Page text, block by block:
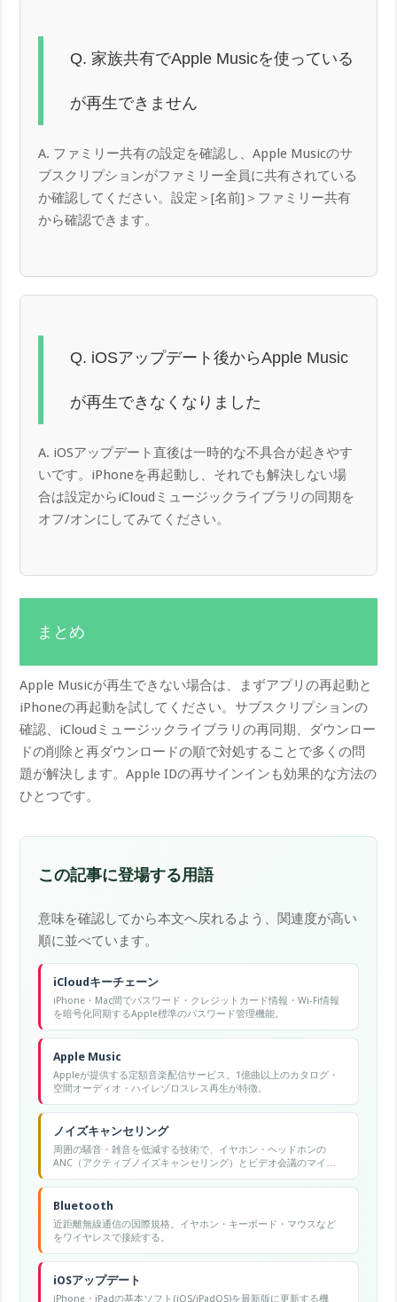
Q. 家族共有でApple Musicを使っている
が再生できません
A. ファミリー共有の設定を確認し、Apple Musicのサ
ブスクリプションがファミリー全員に共有されている
か確認してください。設定＞[名前]＞ファミリー共有
から確認できます。
Q. iOSアップデート後からApple Music
が再生できなくなりました
A. iOSアップデート直後は一時的な不具合が起きやす
いです。iPhoneを再起動し、それでも解決しない場
合は設定からiCloudミュージックライブラリの同期を
オフ/オンにしてみてください。
まとめ
Apple Musicが再生できない場合は、まずアプリの再起動と
iPhoneの再起動を試してください。サブスクリプションの
確認、iCloudミュージックライブラリの再同期、ダウンロー
ドの削除と再ダウンロードの順で対処することで多くの問
題が解決します。Apple IDの再サインインも効果的な方法の
ひとつです。
この記事に登場する用語
意味を確認してから本文へ戻れるよう、関連度が高い
順に並べています。
iCloudキーチェーン
iPhone・Mac間でパスワード・クレジットカード情報・Wi-Fi情報
を暗号化同期するApple標準のパスワード管理機能。
Apple Music
Appleが提供する定額音楽配信サービス。1億曲以上のカタログ・
空間オーディオ・ハイレゾロスレス再生が特徴。
ノイズキャンセリング
周囲の騒音・雑音を低減する技術で、イヤホン・ヘッドホンの
ANC（アクティブノイズキャンセリング）とビデオ会議のマイク
音声ノイズ除去の2つの意味があります。
Bluetooth
近距離無線通信の国際規格。イヤホン・キーボード・マウスなど
をワイヤレスで接続する。
iOSアップデート
iPhone・iPadの基本ソフト(iOS/iPadOS)を最新版に更新する機